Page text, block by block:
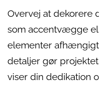
Overvej at dekorere
som accentvægge
elementer afhængigt
detaljer gør
viser din dedikation